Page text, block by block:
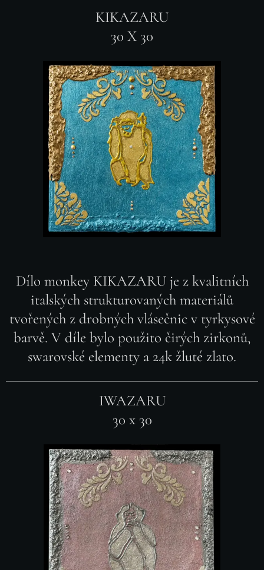
KIKAZARU
30 X 30
Dílo monkey KIKAZARU je z kvalitních
italských strukturovaných materiálů
tvořených z drobných vlásečnic v tyrkysové
barvě. V díle bylo použito čirých zirkonů,
swarovské elementy a 24k žluté zlato.
IWAZARU
30 x 30